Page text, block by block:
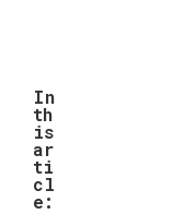
In
th
is
ar
ti
cl
e: